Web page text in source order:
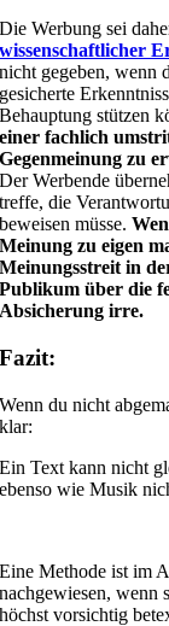
Die Werbung sei
wissenschaftlicher
nicht gegeben, wenn
gesicherte
Behauptung stützen
einer fachlich
Gegenmeinung zu
Der Werbende
treffe, die
beweisen müsse.
Meinung zu eigen
Meinungsstreit in
Publikum über die
Absicherung irre.
Fazit:
Wenn du nicht
klar:
Ein Text kann nicht
ebenso wie Musik
Eine Methode ist im
nachgewiesen, wenn
höchst vorsichtig